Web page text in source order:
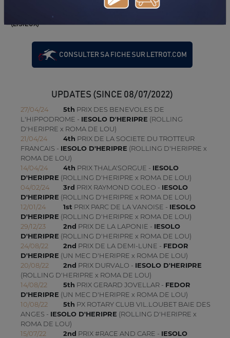
PRIX D'HAUTMONIERE (VILLEDIEU-LES-POELES)
(LISIEUX)
CONSULTER SA FICHE SUR LETROT.COM
UPDATES (SINCE 08/07/2022)
27/04/24 5th PRIX DES BENEVOLES DE
L'HIPPODROME - IESOLO D'HERIPRE (ROLLING
D'HERIPRE x ROMA DE LOU)
21/04/24
4th PRIX DE LA SOCIETE DU TROTTEUR
FRANCAIS - IESOLO D'HERIPRE (ROLLING D'HERIPRE x
ROMA DE LOU)
14/04/24
4th PRIX THALA'SORGUE - IESOLO
D'HERIPRE (ROLLING D'HERIPRE x ROMA DE LOU)
04/02/24
3rd PRIX RAYMOND GOLEO - IESOLO
D'HERIPRE (ROLLING D'HERIPRE x ROMA DE LOU)
12/01/24
1st PRIX PARC DE LA VANOISE - IESOLO
D'HERIPRE (ROLLING D'HERIPRE x ROMA DE LOU)
29/12/23
2nd PRIX DE LA LAPONIE - IESOLO
D'HERIPRE (ROLLING D'HERIPRE x ROMA DE LOU)
24/08/22
2nd PRIX DE LA DEMI-LUNE - FEDOR
D'HERIPRE (UN MEC D'HERIPRE x ROMA DE LOU)
20/08/22
2nd PRIX DURVALO - IESOLO D'HERIPRE
(ROLLING D'HERIPRE x ROMA DE LOU)
14/08/22
5th PRIX GERARD JOVELLAR - FEDOR
D'HERIPRE (UN MEC D'HERIPRE x ROMA DE LOU)
10/08/22
5th PX ROTARY CLUB VIL.LOUBET BAIE DES
ANGES - IESOLO D'HERIPRE (ROLLING D'HERIPRE x
ROMA DE LOU)
15/07/22
2nd PRIX #RACE AND CARE - IESOLO